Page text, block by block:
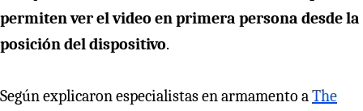
permiten ver el video en primera persona desde la
posición del dispositivo.
Según explicaron especialistas en armamento aThe